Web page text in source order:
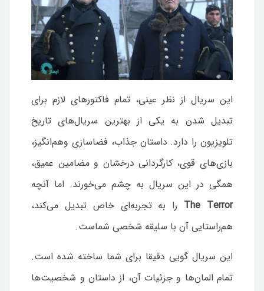
این سریال از نظر عینی، تمام فاکتورهای لازم برای
تبدیل شدن به یکی از بهترین سریال‌های تاریخ
تلویزیون را دارد. داستان جذاب، فضاسازی وهم‌انگیز،
بازی‌های قوی، کارگردانی درخشان و مضامین عمیق،
همگی در این سریال به چشم می‌خورند. اما آنچه
The Terror را به تجربه‌ای خاص تبدیل می‌کند،
هم‌راستایی آن با سلیقه شخصی شماست.
این سریال گویی دقیقا برای شما ساخته شده است.
تمام المان‌ها و جزئیات آن، از داستان و شخصیت‌ها